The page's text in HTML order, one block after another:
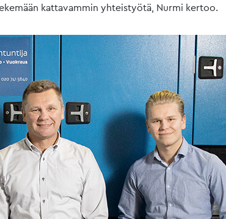
kattavammin yhteistyötä, Nurmi kertoo.